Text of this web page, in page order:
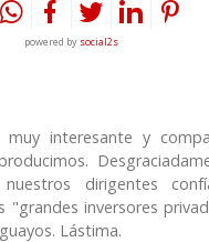
powered by social2s
muy interesante y
dirigentes
"grandes inversores
Lástima.